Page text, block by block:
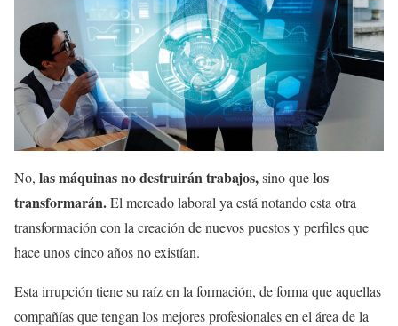
No, las máquinas no destruirán trabajos,sino quelos
transformarán.El mercado laboral ya está notando esta otra
transformación con la creación de nuevos puestos y perfiles que
hace unos cinco años no existían.
Esta irrupción tiene su raíz en la formación, de forma que aquellas
compañías que tengan los mejores profesionales en el área de la